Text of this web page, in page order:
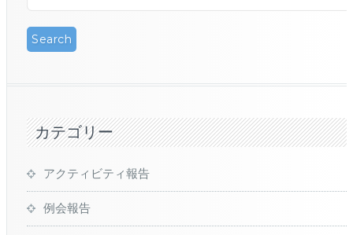
カテゴリー
アクティビティ報告
例会報告